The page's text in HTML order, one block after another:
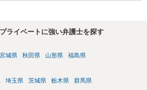
ライベートに強い弁護士を探す
宮城県 秋田県 山形県 福島県
埼玉県 茨城県 栃木県 群馬県